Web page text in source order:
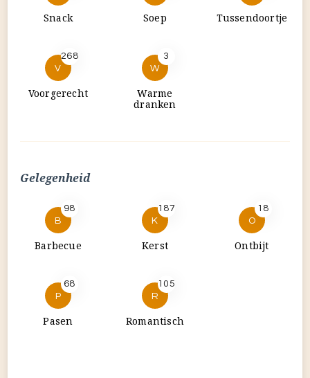
Snack Soep Tussendoortje
V
268
Voorgerecht
W
3
Warme
dranken
Gelegenheid
B
98
Barbecue
K
187
Kerst
O
18
Ontbijt
P
68
Pasen
R
105
Romantisch